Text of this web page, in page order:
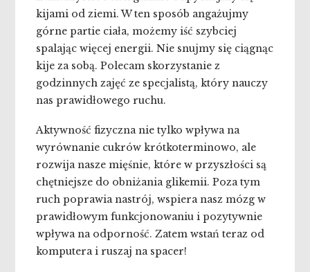
kijami od ziemi. W ten sposób angażujmy
górne partie ciała, możemy iść szybciej
spalając więcej energii. Nie snujmy się ciągnąc
kije za sobą. Polecam skorzystanie z
godzinnych zajęć ze specjalistą, który nauczy
nas prawidłowego ruchu.
Aktywność fizyczna nie tylko wpływa na
wyrównanie cukrów krótkoterminowo, ale
rozwija nasze mięśnie, które w przyszłości są
chętniejsze do obniżania glikemii. Poza tym
ruch poprawia nastrój, wspiera nasz mózg w
prawidłowym funkcjonowaniu i pozytywnie
wpływa na odporność. Zatem wstań teraz od
komputera i ruszaj na spacer!